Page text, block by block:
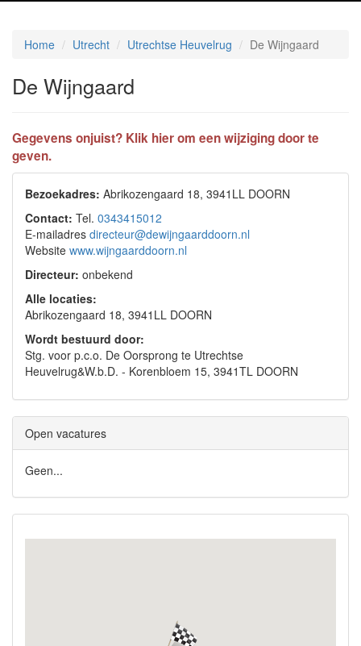
Home Utrecht Utrechtse Heuvelrug De Wijngaard
De Wijngaard
Gegevens onjuist? Klik hier om een wijziging door te
geven.
Bezoekadres: Abrikozengaard 18, 3941LL DOORN
Contact: Tel. 0343415012
E-mailadres directeur@dewijngaarddoorn.nl
Website www.wijngaarddoorn.nl
Directeur: onbekend
Alle locaties:
Abrikozengaard 18, 3941LL DOORN
Wordt bestuurd door:
Stg. voor p.c.o. De Oorsprong te Utrechtse
Heuvelrug&W.b.D. - Korenbloem 15, 3941TL DOORN
Open vacatures
Geen...